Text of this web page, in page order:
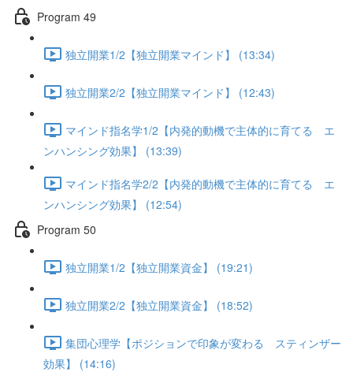
Program 49
独立開業1/2【独立開業マインド】 (13:34)
独立開業2/2【独立開業マインド】 (12:43)
マインド指名学1/2【内発的動機で主体的に育てる エ
ンハンシング効果】 (13:39)
マインド指名学2/2【内発的動機で主体的に育てる エ
ンハンシング効果】 (12:54)
Program 50
独立開業1/2【独立開業資金】 (19:21)
独立開業2/2【独立開業資金】 (18:52)
集団心理学【ポジションで印象が変わる スティンザー
効果】 (14:16)